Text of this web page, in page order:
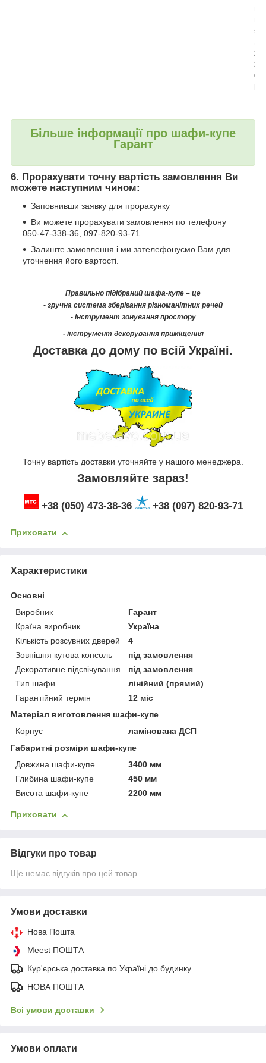
н
н
я
,
2
2
0
В
Більше інформації про шафи-купе
Гарант
6. Прорахувати точну вартість замовлення Ви
можете наступним чином:
Заповнивши заявку для прорахунку
Ви можете прорахувати замовлення по телефону
050-47-338-36, 097-820-93-71.
Залиште замовлення і ми зателефонуємо Вам для
уточнення його вартості.
Правильно підібраний шафа-купе – це
- зручна система зберігання різноманітних речей
- інструмент зонування простору
- інструмент декорування приміщення
Доставка до дому по всій Україні.
Точну вартість доставки уточняйте у нашого менеджера.
Замовляйте зараз!
+38 (050) 473-38-36 +38 (097) 820-93-71
Приховати
Характеристики
Основні
Виробник
Гарант
Країна виробник
Україна
Кількість розсувних дверей
4
Зовнішня кутова консоль
під замовлення
Декоративне підсвічування
під замовлення
Тип шафи
лінійний (прямий)
Гарантійний термін
12 міс
Матеріал виготовлення шафи-купе
Корпус
ламінована ДСП
Габаритні розміри шафи-купе
Довжина шафи-купе
3400 мм
Глибина шафи-купе
450 мм
Висота шафи-купе
2200 мм
Приховати
Відгуки про товар
Ще немає відгуків про цей товар
Умови доставки
Нова Пошта
Meest ПОШТА
Кур'єрська доставка по Україні до будинку
НОВА ПОШТА
Всі умови доставки
Умови оплати